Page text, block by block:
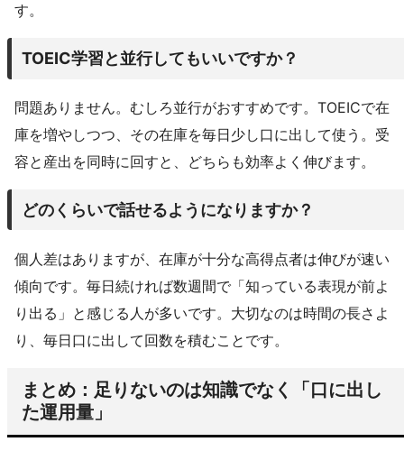
す。
TOEIC学習と並行してもいいですか？
問題ありません。むしろ並行がおすすめです。TOEICで在
庫を増やしつつ、その在庫を毎日少し口に出して使う。受
容と産出を同時に回すと、どちらも効率よく伸びます。
どのくらいで話せるようになりますか？
個人差はありますが、在庫が十分な高得点者は伸びが速い
傾向です。毎日続ければ数週間で「知っている表現が前よ
り出る」と感じる人が多いです。大切なのは時間の長さよ
り、毎日口に出して回数を積むことです。
まとめ：足りないのは知識でなく「口に出し
た運用量」